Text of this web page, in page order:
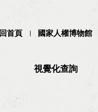
回首頁 國家人權博物館
視覺化查詢